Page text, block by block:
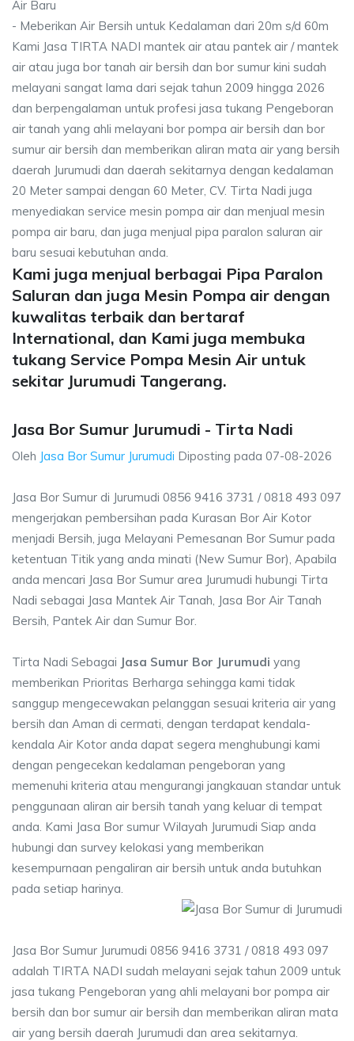
Air Baru
- Meberikan Air Bersih untuk Kedalaman dari 20m s/d 60m
Kami Jasa TIRTA NADI mantek air atau pantek air / mantek
air atau juga bor tanah air bersih dan bor sumur kini sudah
melayani sangat lama dari sejak tahun 2009 hingga 2026
dan berpengalaman untuk profesi jasa tukang Pengeboran
air tanah yang ahli melayani bor pompa air bersih dan bor
sumur air bersih dan memberikan aliran mata air yang bersih
daerah Jurumudi dan daerah sekitarnya dengan kedalaman
20 Meter sampai dengan 60 Meter, CV. Tirta Nadi juga
menyediakan service mesin pompa air dan menjual mesin
pompa air baru, dan juga menjual pipa paralon saluran air
baru sesuai kebutuhan anda.
Kami juga menjual berbagai Pipa Paralon
Saluran dan juga Mesin Pompa air dengan
kuwalitas terbaik dan bertaraf
International, dan Kami juga membuka
tukang Service Pompa Mesin Air untuk
sekitar Jurumudi Tangerang.
Jasa Bor Sumur Jurumudi - Tirta Nadi
Oleh Jasa Bor Sumur Jurumudi Diposting pada 07-08-2026
Jasa Bor Sumur di Jurumudi 0856 9416 3731 / 0818 493 097
mengerjakan pembersihan pada Kurasan Bor Air Kotor
menjadi Bersih, juga Melayani Pemesanan Bor Sumur pada
ketentuan Titik yang anda minati (New Sumur Bor), Apabila
anda mencari Jasa Bor Sumur area Jurumudi hubungi Tirta
Nadi sebagai Jasa Mantek Air Tanah, Jasa Bor Air Tanah
Bersih, Pantek Air dan Sumur Bor.
Tirta Nadi Sebagai Jasa Sumur Bor Jurumudi yang
memberikan Prioritas Berharga sehingga kami tidak
sanggup mengecewakan pelanggan sesuai kriteria air yang
bersih dan Aman di cermati, dengan terdapat kendala-
kendala Air Kotor anda dapat segera menghubungi kami
dengan pengecekan kedalaman pengeboran yang
memenuhi kriteria atau mengurangi jangkauan standar untuk
penggunaan aliran air bersih tanah yang keluar di tempat
anda. Kami Jasa Bor sumur Wilayah Jurumudi Siap anda
hubungi dan survey kelokasi yang memberikan
kesempurnaan pengaliran air bersih untuk anda butuhkan
pada setiap harinya.
Jasa Bor Sumur Jurumudi 0856 9416 3731 / 0818 493 097
adalah TIRTA NADI sudah melayani sejak tahun 2009 untuk
jasa tukang Pengeboran yang ahli melayani bor pompa air
bersih dan bor sumur air bersih dan memberikan aliran mata
air yang bersih daerah Jurumudi dan area sekitarnya.